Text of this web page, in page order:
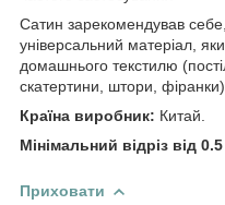
Сатин зарекомендував
універсальний матеріал,
домашнього текстилю
скатертини, штори,
Країна виробник: Китай.
Мінімальний відріз від
Приховати